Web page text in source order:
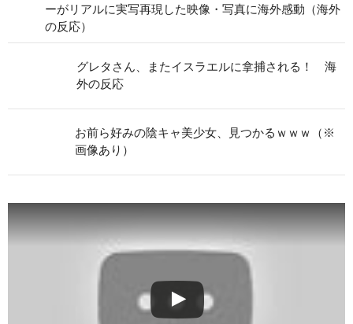
ーがリアルに実写再現した映像・写真に海外感動（海外
の反応）
グレタさん、またイスラエルに拿捕される！ 海
外の反応
お前ら好みの陰キャ美少女、見つかるｗｗｗ（※
画像あり）